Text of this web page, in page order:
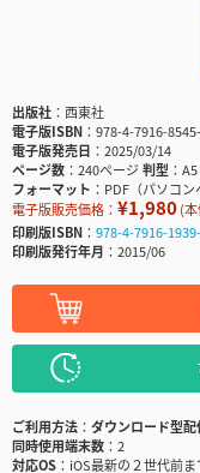
出版社
西東社
電子版ISBN
978-4-7916-
電子版発売日
2025/03/14
ページ数
240ページ判型
A5
フォーマット
PDF（パソコン
電子版販売価格： ¥1,980(
印刷版ISBN
978-4-7916-
印刷版発行年月
2015/06
ご利用方法
ダウンロード型配
同時使用端末数
2
対応OS
iOS最新の２世代前